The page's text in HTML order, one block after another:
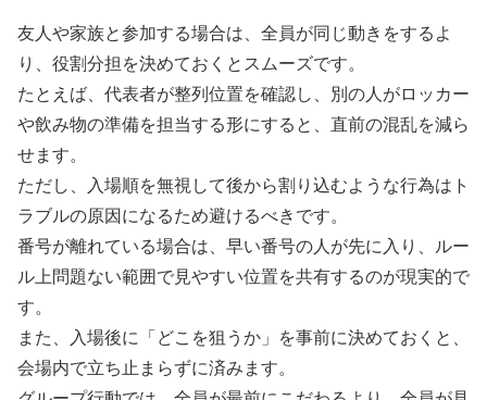
友人や家族と参加する場合は、全員が同じ動きをするよ
り、役割分担を決めておくとスムーズです。
たとえば、代表者が整列位置を確認し、別の人がロッカー
や飲み物の準備を担当する形にすると、直前の混乱を減ら
せます。
ただし、入場順を無視して後から割り込むような行為はト
ラブルの原因になるため避けるべきです。
番号が離れている場合は、早い番号の人が先に入り、ルー
ル上問題ない範囲で見やすい位置を共有するのが現実的で
す。
また、入場後に「どこを狙うか」を事前に決めておくと、
会場内で立ち止まらずに済みます。